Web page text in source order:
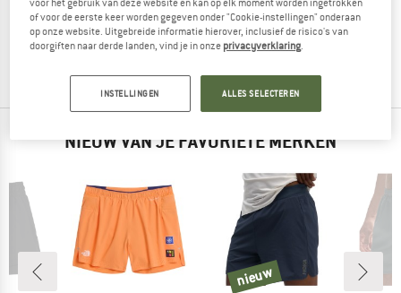
Women's Alpine Active Pants
Winterbroek
€ 129,95€ 51,98
NIEUW VAN JE FAVORIETE MERKEN
nieuw
nieuw
of voor de eerste keer worden gegeven onder "Cookie-instellingen" onderaan
op onze website. Uitgebreide informatie hierover, inclusief de risico's van
doorgiften naar derde landen, vind je in onze privacyverklaring
INSTELLINGEN ALLES SELECTEREN